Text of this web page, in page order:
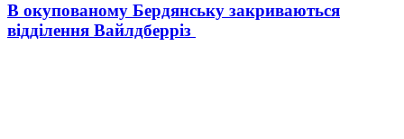
В окупованому Бердянську закриваються
відділення Вайлдберріз